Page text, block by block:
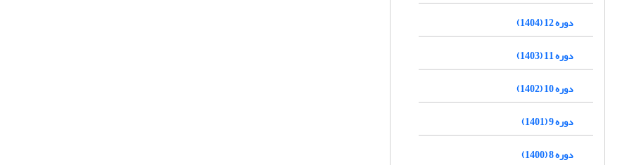
دوره 12 (1404)
دوره 11 (1403)
دوره 10 (1402)
دوره 9 (1401)
دوره 8 (1400)